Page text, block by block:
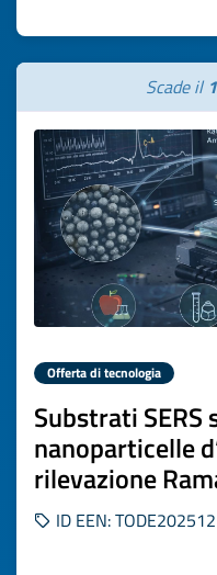
Scade il
Offerta di tecnologia
Substrati SERS
nanoparticelle
rilevazione
ID EEN: